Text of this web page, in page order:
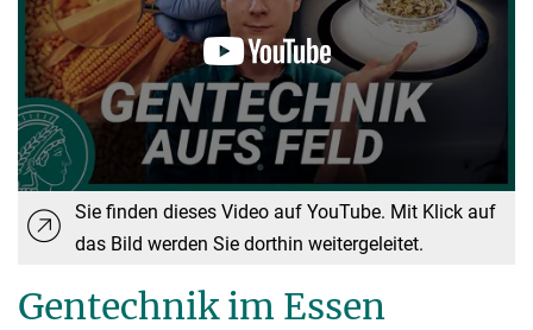
Sie finden dieses Video auf YouTube. Mit Klick auf
das Bild werden Sie dorthin weitergeleitet.
Gentechnik im Essen